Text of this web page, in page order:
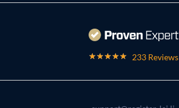
233 Reviews